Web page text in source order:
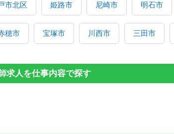
市北区 姫路市 尼崎市 明石市
穂市 宝塚市 川西市 三田市
求人を仕事内容で探す